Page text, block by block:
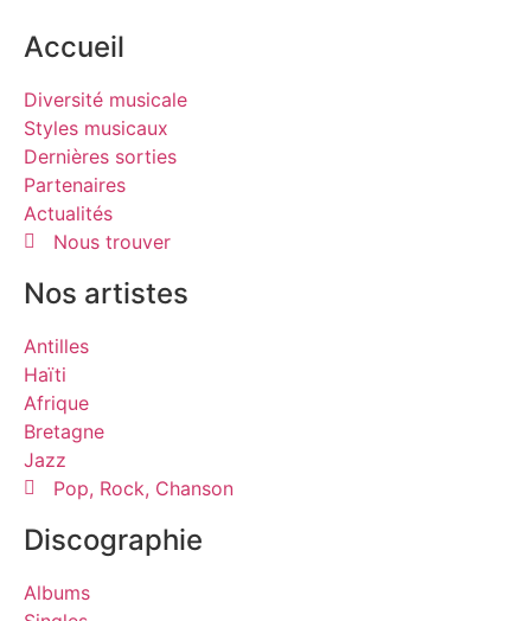
Accueil
Diversité musicale
Styles musicaux
Dernières sorties
Partenaires
Actualités
Nous trouver
Nos artistes
Antilles
Haïti
Afrique
Bretagne
Jazz
Pop, Rock, Chanson
Discographie
Albums